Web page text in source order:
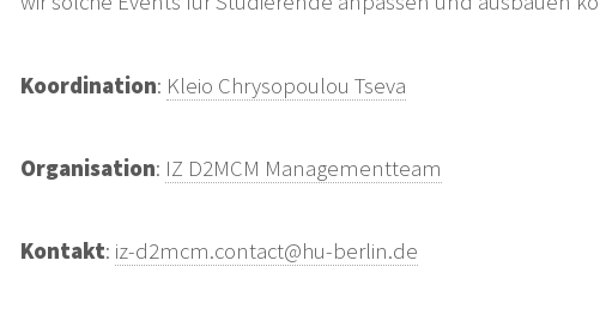
Koordination: Kleio Chrysopoulou Tseva
Organisation: IZ D2MCM Managementteam
Kontakt: iz-d2mcm.contact@hu-berlin.de